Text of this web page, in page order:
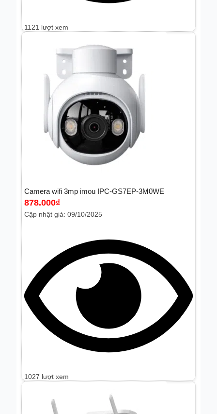
1121 lượt xem
Camera wifi 3mp imou IPC-GS7EP-3M0WE
878.000₫
Cập nhật giá: 09/10/2025
1027 lượt xem